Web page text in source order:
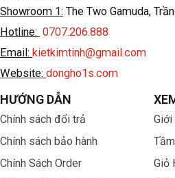
Showroom 1: The Two Gamuda,
Hotline: 0707.206.888
Email: kietkimtinh@gmail.com
Website: dongho1s.com
HƯỚNG DẪN
Chính sách đổi trả
Chính sách bảo hành
Chính Sách Order
Giới
Giỏ